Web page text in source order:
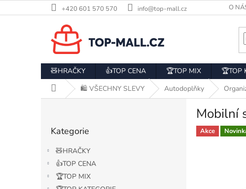
na
+420 601 570 570 info@top-mall.cz O
🧸HRAČKY 👍TOP CENA 🏆TOP MIX 🏆TOP
Domů 🛍️ VŠECHNY SLEVY Autodoplňky
kategorie
Kategorie
🧸HRAČKY
👍TOP CENA
🏆TOP MIX
Mobilní
Akce